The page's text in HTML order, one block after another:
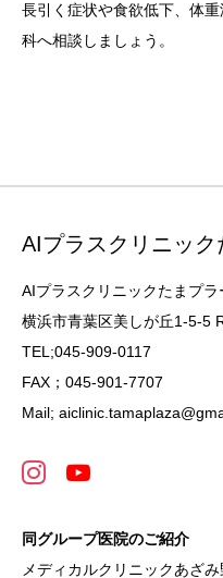
長引く症状や食欲低下、体
科へ相談しましょう。
AIプラスクリニッ
AIプラスクリニックたまプラ
横浜市青葉区美しが丘1-5-5
TEL;045-909-0117
FAX；045-901-7707
Mail;
同グループ医院のご紹介
メディカルクリニックあざみ